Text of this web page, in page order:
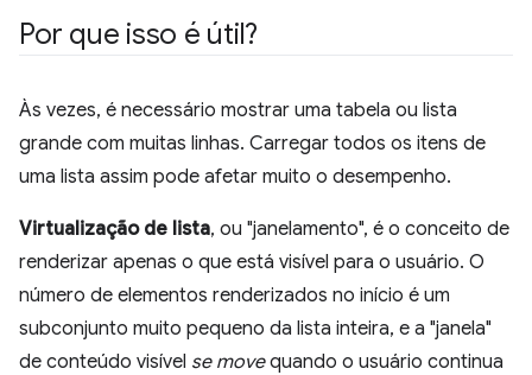
Por que isso é útil?
Às vezes, é necessário mostrar uma tabela ou lista
grande com muitas linhas. Carregar todos os itens de
uma lista assim pode afetar muito o desempenho.
Virtualização de lista, ou "janelamento", é o conceito de
renderizar apenas o que está visível para o usuário. O
número de elementos renderizados no início é um
subconjunto muito pequeno da lista inteira, e a "janela"
de conteúdo visível se movequando o usuário continua